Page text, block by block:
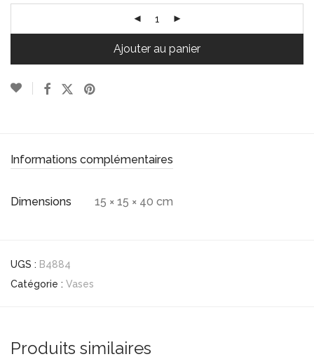
Ajouter au panier
Informations complémentaires
Dimensions 15 × 15 × 40 cm
UGS : B4884
Catégorie : Vases
Produits similaires